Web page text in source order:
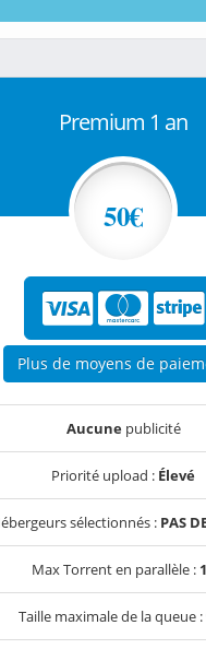
Premium 1 an
50€
Plus de moyens de
Aucunepublicité
Priorité upload : Élevé
sélectionnés : PAS
Max Torrent en parallèle :
Taille maximale de la queue :